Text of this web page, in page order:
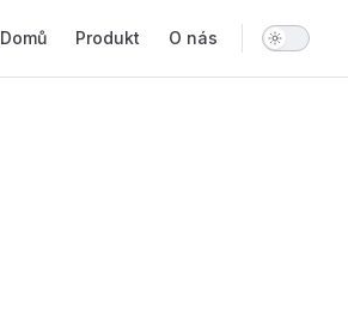
Domů Produkt O nás